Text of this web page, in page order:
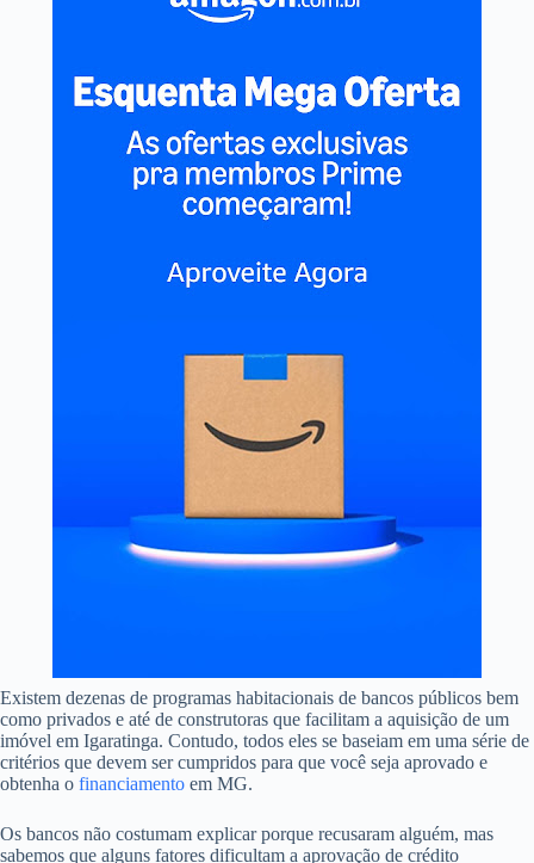
Existem dezenas de programas habitacionais de bancos públicos bem
como privados e até de construtoras que facilitam a aquisição de um
imóvel em Igaratinga. Contudo, todos eles se baseiam em uma série de
critérios que devem ser cumpridos para que você seja aprovado e
obtenha o financiamento em MG.
Os bancos não costumam explicar porque recusaram alguém, mas
sabemos que alguns fatores dificultam a aprovação de crédito